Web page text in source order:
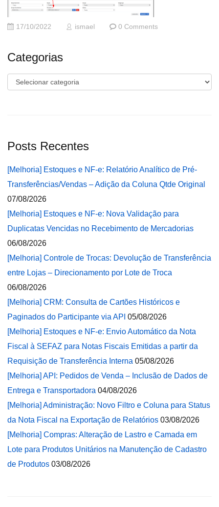
17/10/2022 ismael 0 Comments
Categorias
Categorias
Posts Recentes
[Melhoria] Estoques e NF-e: Relatório Analítico de Pré-
Transferências/Vendas – Adição da Coluna Qtde Original
07/08/2026
[Melhoria] Estoques e NF-e: Nova Validação para
Duplicatas Vencidas no Recebimento de Mercadorias
06/08/2026
[Melhoria] Controle de Trocas: Devolução de Transferência
entre Lojas – Direcionamento por Lote de Troca
06/08/2026
[Melhoria] CRM: Consulta de Cartões Históricos e
Paginados do Participante via API 05/08/2026
[Melhoria] Estoques e NF-e: Envio Automático da Nota
Fiscal à SEFAZ para Notas Fiscais Emitidas a partir da
Requisição de Transferência Interna 05/08/2026
[Melhoria] API: Pedidos de Venda – Inclusão de Dados de
Entrega e Transportadora 04/08/2026
[Melhoria] Administração: Novo Filtro e Coluna para Status
da Nota Fiscal na Exportação de Relatórios 03/08/2026
[Melhoria] Compras: Alteração de Lastro e Camada em
Lote para Produtos Unitários na Manutenção de Cadastro
de Produtos 03/08/2026